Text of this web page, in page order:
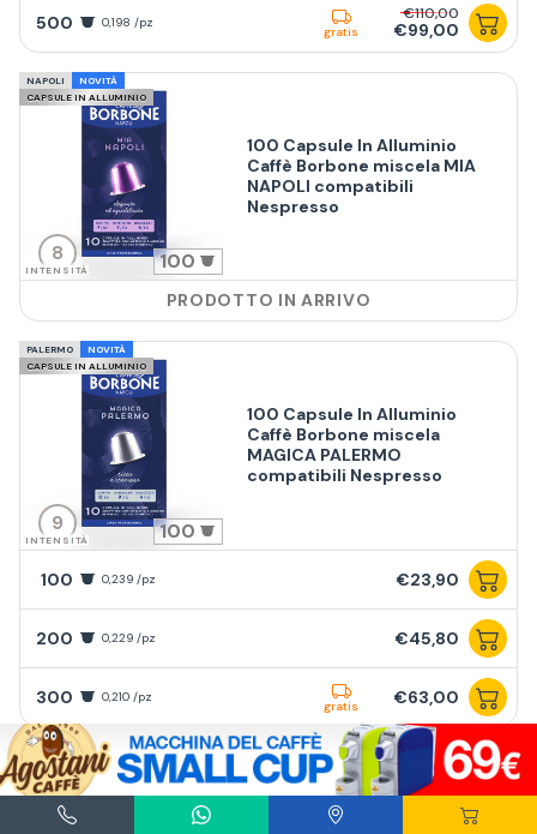
500 0,198 /pz
gratis
€110,00
€99,00
NAPOLI
NOVITÀ
CAPSULE IN ALLUMINIO
8
INTENSITÀ 100
100 Capsule In Alluminio
Caffè Borbone miscela MIA
NAPOLI compatibili
Nespresso
PRODOTTO IN ARRIVO
PALERMO
NOVITÀ
CAPSULE IN ALLUMINIO
9
INTENSITÀ 100
100 Capsule In Alluminio
Caffè Borbone miscela
MAGICA PALERMO
compatibili Nespresso
100 0,239 /pz €23,90
200 0,229 /pz €45,80
300 0,210 /pz
gratis €63,00
VENEZIA
NOVITÀ
CAPSULE IN ALLUMINIO
100 Capsule In Alluminio